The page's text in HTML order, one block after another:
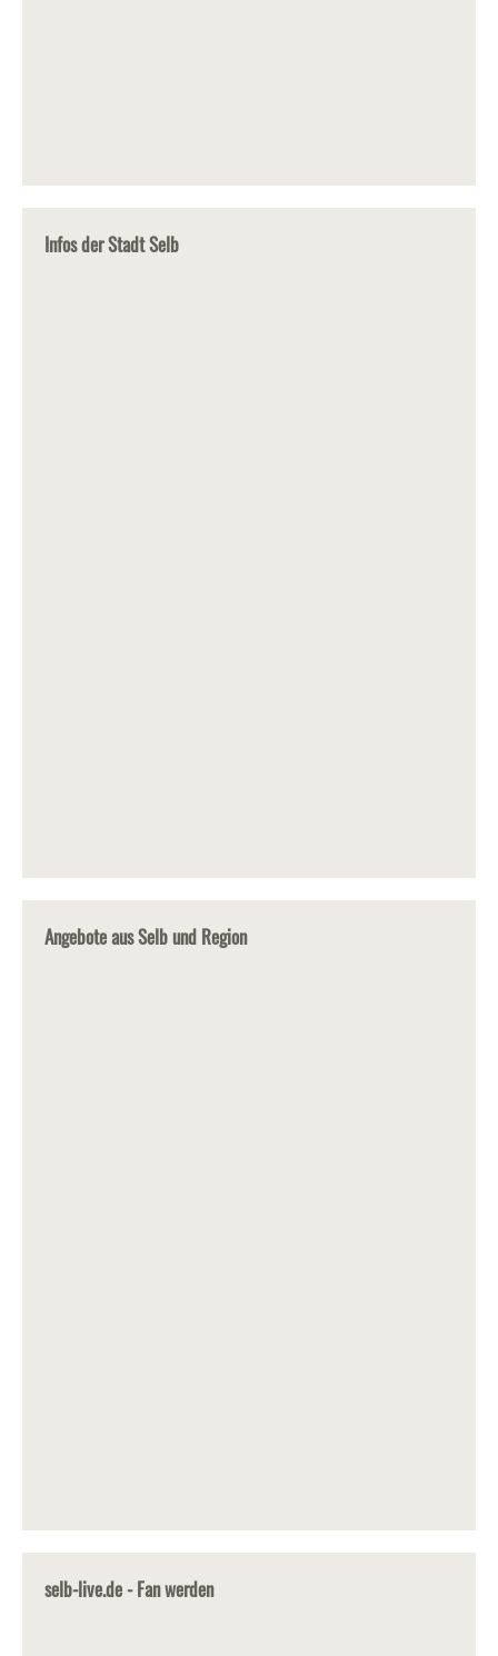
Infos der Stadt Selb
Angebote aus Selb und Region
selb-live.de - Fan werden